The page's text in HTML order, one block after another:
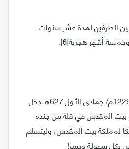
الطرفين لمدة عشر سنوات
أشهر هجرية[6].
في مارس/آذار من العام 1229م/ جمادى الأول 627هـ دخل
بيت المقدس في قلة من جنده
لمملكة بيت المقدس، وليتسلم
بكل سهولة ويسر!